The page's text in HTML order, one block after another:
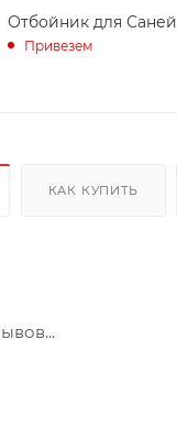
Отбойник для
Привезем
КАК КУПИТЬ